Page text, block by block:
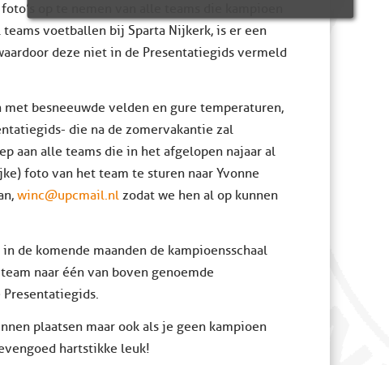
op te nemen van alle teams die kampioen
voetballen bij Sparta Nijkerk, is er een
deze niet in de Presentatiegids vermeld
besneeuwde velden en gure temperaturen,
die na de zomervakantie zal
aan alle teams die in het afgelopen najaar al
foto van het team te sturen naar Yvonne
winc@upcmail.nl zodat we hen al op kunnen
de komende maanden de kampioensschaal
naar één van boven genoemde
plaatsen maar ook als je geen kampioen
hartstikke leuk!